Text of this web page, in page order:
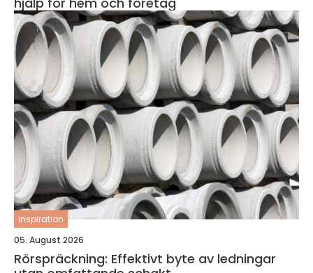
inspiration
05. August 2026
Rörspräckning: Effektivt byte av ledningar